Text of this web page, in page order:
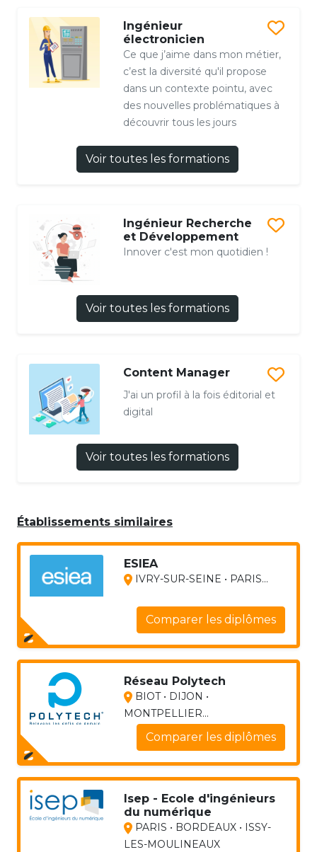
Ingénieur
électronicien
Ce que j’aime dans mon métier,
c’est la diversité qu'il propose
dans un contexte pointu, avec
des nouvelles problématiques à
découvrir tous les jours
Voir toutes les formations
Ingénieur Recherche
et Développement
Innover c'est mon quotidien !
Voir toutes les formations
Content Manager
J'ai un profil à la fois éditorial et
digital
Voir toutes les formations
Établissements similaires
ESIEA
IVRY-SUR-SEINE • PARIS...
Comparer les diplômes
Réseau Polytech
BIOT • DIJON •
MONTPELLIER...
Comparer les diplômes
Isep - Ecole d'ingénieurs
du numérique
PARIS • BORDEAUX • ISSY-
LES-MOULINEAUX